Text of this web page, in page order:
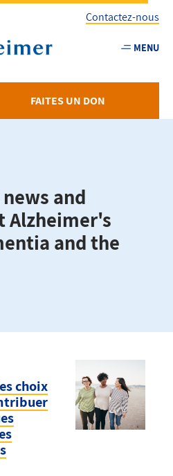
-
Fr
-
Contactez-nous
MENU
FAITES UN DON
and
Alzheimer's
and the
choix